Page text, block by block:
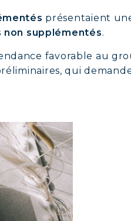
MARIN : PEAU,
SÉRUM EXPERT
BEAUTÉ :
présentaient
non supplémentés.
favorable au
qui